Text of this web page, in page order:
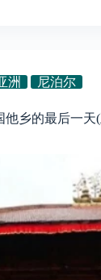
洲 尼泊尔
他乡的最后一天